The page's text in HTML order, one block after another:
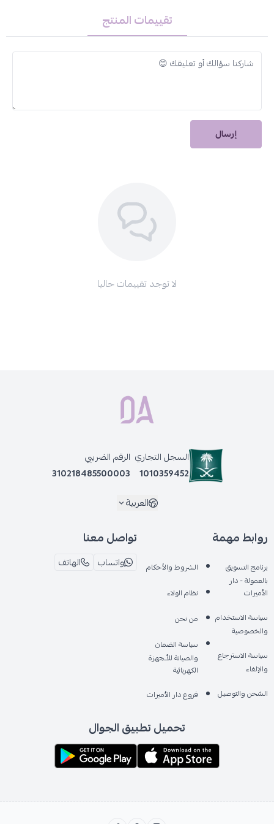
تقييمات المنتج
إرسال
لا توجد تقييمات حاليا
السجل التجاري
1010359452
الرقم الضريبي
310218485500003
العربية
روابط مهمة
برنامج التسويق
بالعمولة - دار
الأميرات
سياسة الاستخدام
والخصوصية
سياسة الاسترجاع
والإلغاء
الشحن والتوصيل
الشروط والأحكام
نظام الولاء
من نحن
سياسة الضمان
والصيانة للأـجهزة
الكهربائية
فروع دار الأميرات
تواصل معنا
واتساب الهاتف
تحميل تطبيق الجوال